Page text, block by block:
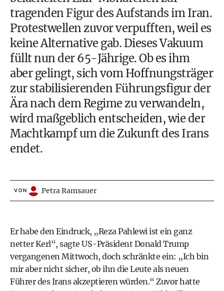
tragenden Figur des Aufstands im Iran.
Protestwellen zuvor verpufften, weil es
keine Alternative gab. Dieses Vakuum
füllt nun der 65-Jährige. Ob es ihm
aber gelingt, sich vom Hoffnungsträger
zur stabilisierenden Führungsfigur der
Ära nach dem Regime zu verwandeln,
wird maßgeblich entscheiden, wie der
Machtkampf um die Zukunft des Irans
endet.
VON Petra Ramsauer
Er habe den Eindruck, „Reza Pahlewi ist ein ganz
netter Kerl“, sagte US-Präsident Donald Trump
vergangenen Mittwoch, doch schränkte ein: „Ich bin
mir aber nicht sicher, ob ihn die Leute als neuen
Führer des Irans akzeptieren würden.“ Zuvor hatte